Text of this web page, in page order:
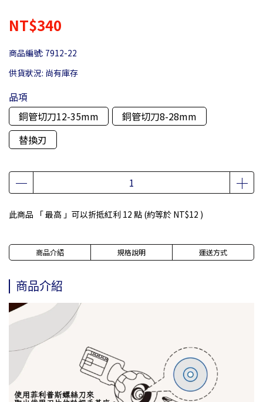
NT$340
商品編號: 7912-22
供貨狀況: 尚有庫存
品項
銅管切刀12-35mm
銅管切刀8-28mm
替換刃
此商品 「 最高 」可以折抵紅利 12 點 (約等於 NT$12 )
商品介紹 規格說明 運送方式
商品介紹